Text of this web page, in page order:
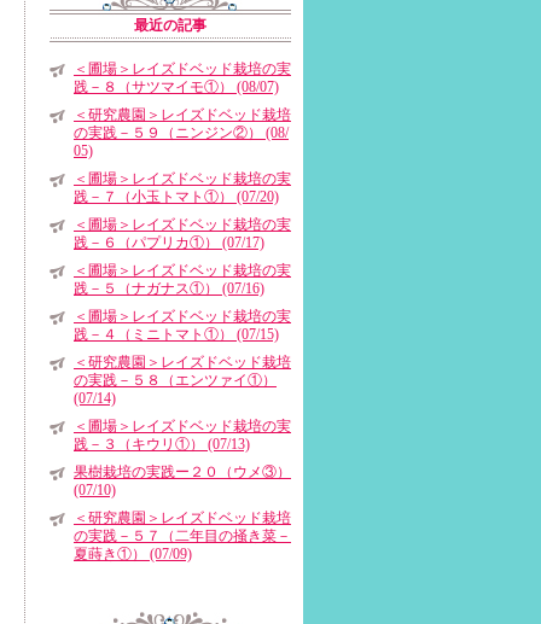
最近の記事
＜圃場＞レイズドベッド栽培の実
践－８（サツマイモ①） (08/07)
＜研究農園＞レイズドベッド栽培
の実践－５９（ニンジン②） (08/
05)
＜圃場＞レイズドベッド栽培の実
践－７（小玉トマト①） (07/20)
＜圃場＞レイズドベッド栽培の実
践－６（パプリカ①） (07/17)
＜圃場＞レイズドベッド栽培の実
践－５（ナガナス①） (07/16)
＜圃場＞レイズドベッド栽培の実
践－４（ミニトマト①） (07/15)
＜研究農園＞レイズドベッド栽培
の実践－５８（エンツァイ①）
(07/14)
＜圃場＞レイズドベッド栽培の実
践－３（キウリ①） (07/13)
果樹栽培の実践ー２０（ウメ③）
(07/10)
＜研究農園＞レイズドベッド栽培
の実践－５７（二年目の掻き菜－
夏蒔き①） (07/09)